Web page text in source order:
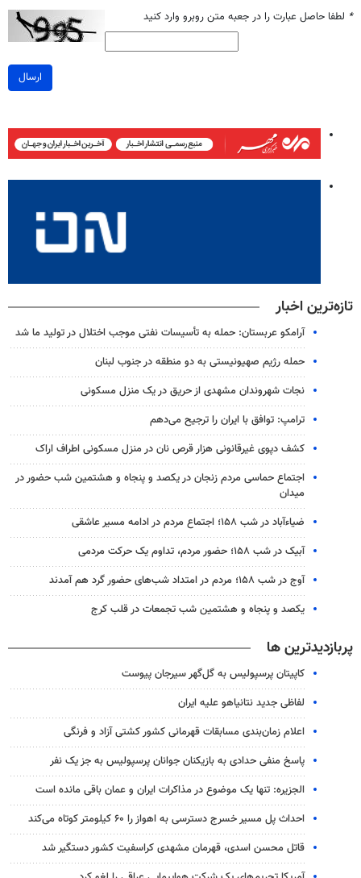
* لطفا حاصل عبارت را در جعبه متن روبرو وارد کنید
ارسال
تازه‌ترین اخبار
آرامکو عربستان: حمله به تأسیسات نفتی موجب اختلال در تولید ما شد
حمله رژیم صهیونیستی به دو منطقه در جنوب لبنان
نجات شهروندان مشهدی از حریق در یک منزل مسکونی
ترامپ: توافق با ایران را ترجیح می‌دهم
کشف دپوی غیرقانونی هزار قرص نان در منزل مسکونی اطراف اراک
اجتماع حماسی مردم زنجان در یکصد و پنجاه و هشتمین شب حضور در
میدان
ضیاء‌آباد در شب ۱۵۸؛ اجتماع مردم در ادامه مسیر عاشقی
آبیک در شب ۱۵۸؛ حضور مردم، تداوم یک حرکت مردمی
آوج در شب ۱۵۸؛ مردم در امتداد شب‌های حضور گرد هم آمدند
یکصد و پنجاه و هشتمین شب تجمعات در قلب کرج
پربازدیدترین ها
کاپیتان پرسپولیس به گل‌گهر سیرجان پیوست
لفاظی جدید نتانیاهو علیه ایران
اعلام زمان‌بندی مسابقات قهرمانی کشور کشتی آزاد و فرنگی
پاسخ منفی حدادی به بازیکنان جوانان پرسپولیس به جز یک نفر
الجزیره: تنها یک موضوع در مذاکرات ایران و عمان باقی مانده است
احداث پل مسیر خسرج دسترسی به اهواز را ۶۰ کیلومتر کوتاه می‌کند
قاتل محسن اسدی، قهرمان مشهدی کراسفیت کشور دستگیر شد